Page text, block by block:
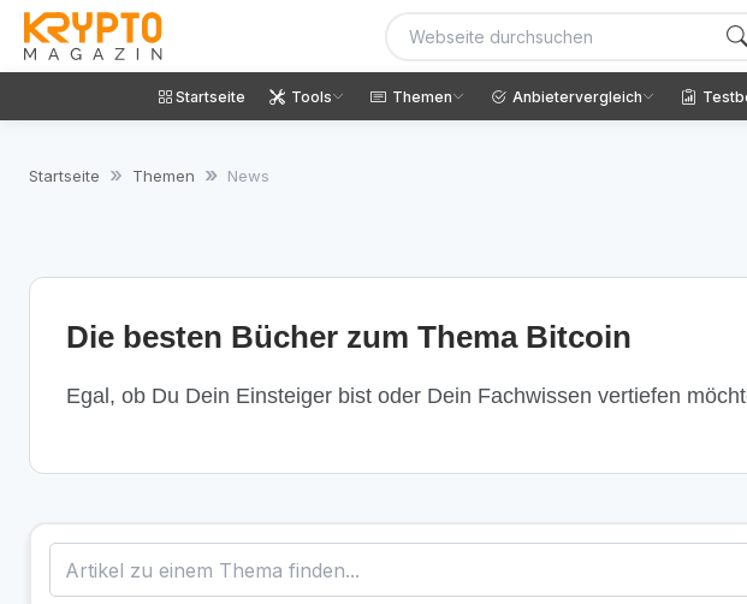
Startseite Tools Themen Anbietervergleich
Startseite Themen News
Die besten Bücher zum Thema Bitcoin
Egal, ob Du Dein Einsteiger bist oder Dein Fachwissen vertiefen